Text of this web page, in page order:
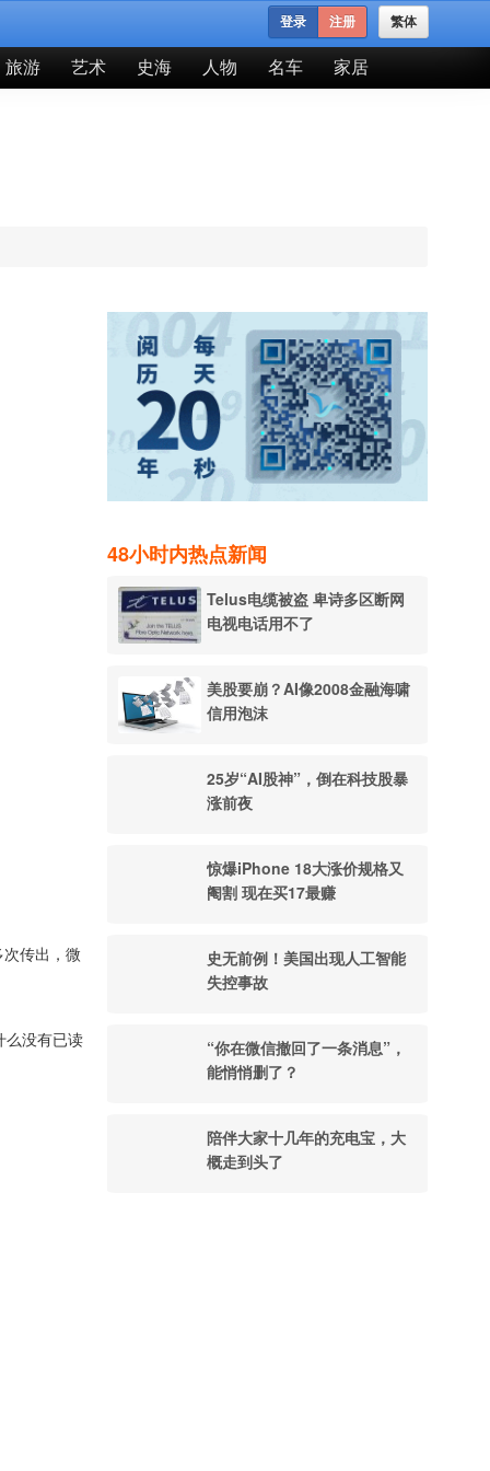
繁体
登录 注册
旅游 艺术 史海 人物 名车 家居
传出，微
么没有已读
48小时内热点新闻
Telus电缆被盗 卑诗多区断网
电视电话用不了
美股要崩？AI像2008金融海啸
信用泡沫
25岁“AI股神”，倒在科技股暴
涨前夜
惊爆iPhone 18大涨价规格又
阉割 现在买17最赚
史无前例！美国出现人工智能
失控事故
“你在微信撤回了一条消息”，
能悄悄删了？
陪伴大家十几年的充电宝，大
概走到头了